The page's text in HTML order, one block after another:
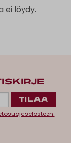
ei löydy.